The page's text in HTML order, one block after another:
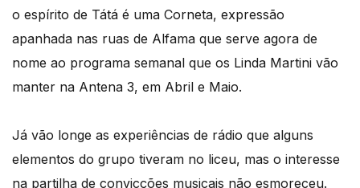
o espírito de Tátá é uma Corneta, expressão
apanhada nas ruas de Alfama que serve agora de
nome ao programa semanal que os Linda Martini vão
manter na Antena 3, em Abril e Maio.
Já vão longe as experiências de rádio que alguns
elementos do grupo tiveram no liceu, mas o interesse
na partilha de convicções musicais não esmoreceu.